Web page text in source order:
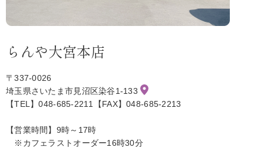
らんや大宮本店
〒337-0026
埼玉県さいたま市見沼区染谷1-133
【TEL】048-685-2211【FAX】048-685-2213
【営業時間】9時～17時
※カフェラストオーダー16時30分